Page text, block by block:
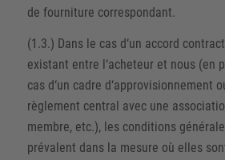
de fourniture correspondant.
(1.3.) Dans le cas d‘un accord
existant entre l‘acheteur et nous (en
cas d‘un cadre d‘approvisionnement
règlement central avec une
membre, etc.), les conditions
prévalent dans la mesure où elles